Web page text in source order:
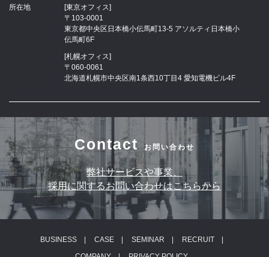
所在地
[東京オフィス]
〒103-0001
東京都中央区日本橋小伝馬町13-5 アソルティ日本橋小
伝馬町6F
[札幌オフィス]
〒060-0061
北海道札幌市中央区南1条西10丁目4 愛知電機ビル4F
Contact お問い合わせ
弊社サービスや事業、
採用に関するお問い合わせはこちらから
BUSINESS CASE SEMINAR
RECRUIT